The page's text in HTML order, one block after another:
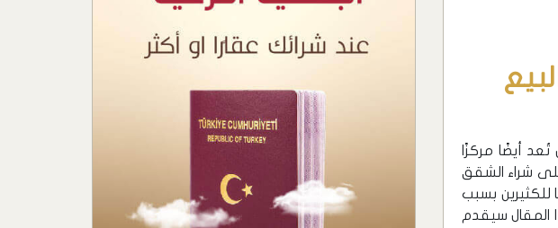
أيضًا مركزًا
على شراء الشقق
بسبب
المقال سيقدم